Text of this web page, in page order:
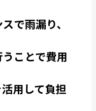
で雨漏り、
ことで費用
用して負担